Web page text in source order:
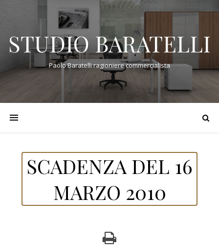
STUDIO BARATELLI
Paolo Baratelli ragioniere commercialista
SCADENZA DEL 16
MARZO 2010